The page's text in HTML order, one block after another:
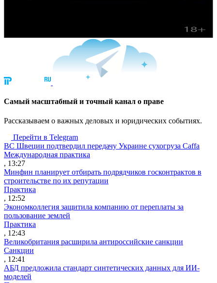
Cамый масштабный и точный канал о праве
Рассказываем о важных деловых и юридических событиях.
Перейти в Telegram
ВС Швеции подтвердил передачу Украине сухогруза Caffa
Международная практика
, 13:27
Минфин планирует отбирать подрядчиков госконтрактов в
строительстве по их репутации
Практика
, 12:52
Экономколлегия защитила компанию от переплаты за
пользование землей
Практика
, 12:43
Великобритания расширила антироссийские санкции
Санкции
, 12:41
АБД предложила стандарт синтетических данных для ИИ-
моделей